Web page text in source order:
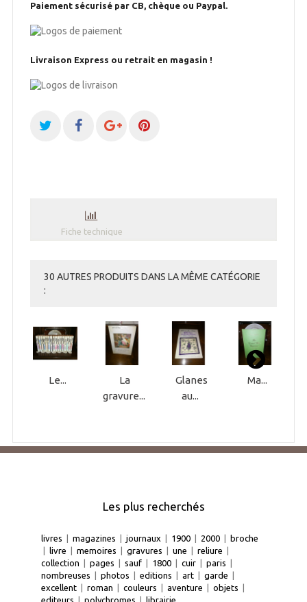
Paiement sécurisé par CB, chèque ou Paypal.
Livraison Express ou retrait en magasin !
Fiche technique
30 AUTRES PRODUITS DANS LA MÊME CATÉGORIE
:
Le...
La
gravure...
Glanes
au...
Ma...
Les plus recherchés
livres | magazines | journaux | 1900 | 2000 | broche
| livre | memoires | gravures | une | reliure |
collection | pages | sauf | 1800 | cuir | paris |
nombreuses | photos | editions | art | garde |
excellent | roman | couleurs | aventure | objets |
editeurs | polychromes | librairie